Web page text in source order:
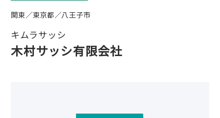
関東／東京都／八王子市
キムラサッシ
木村サッシ有限会社